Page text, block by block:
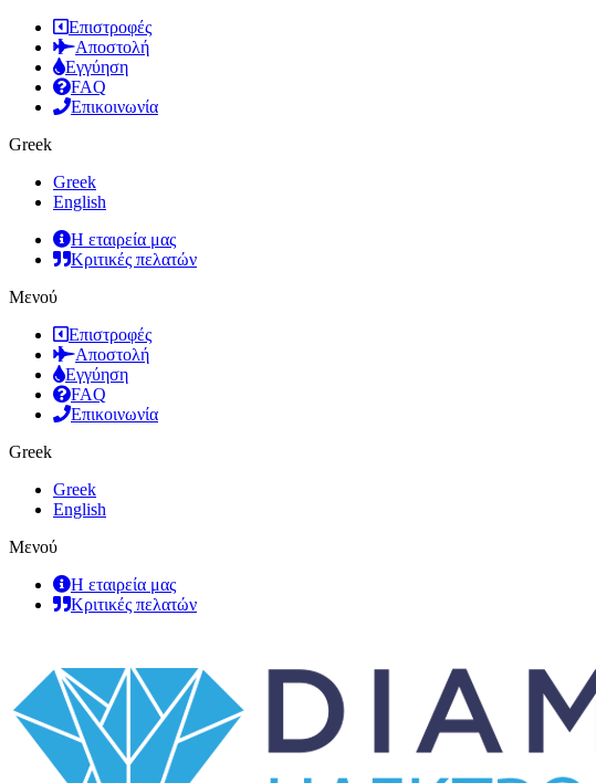
Επιστροφές
Αποστολή
Εγγύηση
FAQ
Επικοινωνία
Greek
Greek
English
Η εταιρεία μας
Κριτικές πελατών
Μενού
Επιστροφές
Αποστολή
Εγγύηση
FAQ
Επικοινωνία
Greek
Greek
English
Μενού
Η εταιρεία μας
Κριτικές πελατών